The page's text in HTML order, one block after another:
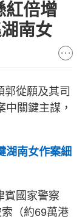
紅倍增
南女
從願及其司
關鍵主謀，
湖南女作案細
賓國家警察
（約69萬港